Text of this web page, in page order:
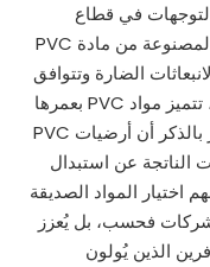
في قطاع
الطيران الحديث. تُصنع أرضيات الطائرات المصنوعة من مادة PVC
الضارة وتتوافق
مع المعايير البيئية الدولية. إضافةً إلى ذلك، تتميز مواد PVC بعمرها
الطويل، مما يُقلل من هدر الموارد. والجدير بالذكر أن أرضيات PVC
الناتجة عن استبدال
اختيار المواد الصديقة
فحسب، بل يُعزز
الذين يُولون